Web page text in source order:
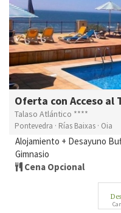
Oferta con Acceso al
Talaso Atlántico ****
Pontevedra · Rías Baixas · Oia
Alojamiento + Desayuno
Gimnasio
Cena Opcional